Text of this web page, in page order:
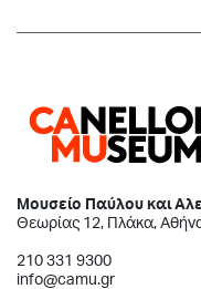
Μουσείο Παύλου και
Θεωρίας 12, Πλάκα,
210 331 9300
info@camu.gr